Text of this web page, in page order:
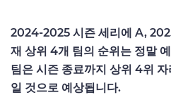
2024-2025 시즌 세리에 A,
재 상위 4개 팀의 순위는 정말
팀은 시즌 종료까지 상위 4위
일 것으로 예상됩니다. ​